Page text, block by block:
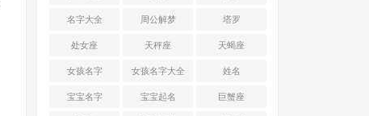
名字大全 周公解梦 塔罗
处女座 天秤座 天蝎座
女孩名字 女孩名字大全 姓名
宝宝名字 宝宝起名 巨蟹座